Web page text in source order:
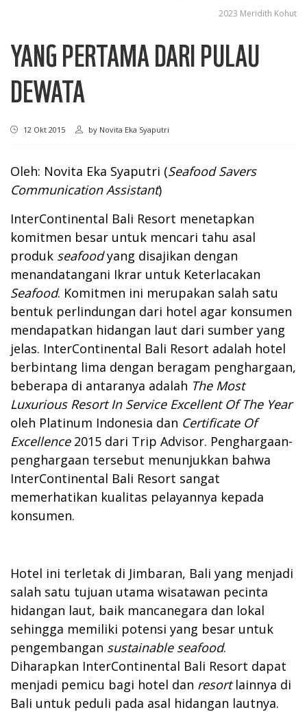
2023 Meridith Kohut
YANG PERTAMA DARI PULAU
DEWATA
12 Okt 2015 by Novita Eka Syaputri
Oleh: Novita Eka Syaputri (Seafood Savers
Communication Assistant)
InterContinental Bali Resort menetapkan
komitmen besar untuk mencari tahu asal
produk seafoodyang disajikan dengan
menandatangani Ikrar untuk Keterlacakan
Seafood. Komitmen ini merupakan salah satu
bentuk perlindungan dari hotel agar konsumen
mendapatkan hidangan laut dari sumber yang
jelas. InterContinental Bali Resort adalah hotel
berbintang lima dengan beragam penghargaan,
beberapa di antaranya adalah The Most
Luxurious Resort In Service Excellent Of The Year
oleh Platinum Indonesia dan Certificate Of
Excellence 2015 dari Trip Advisor. Penghargaan-
penghargaan tersebut menunjukkan bahwa
InterContinental Bali Resort sangat
memerhatikan kualitas pelayannya kepada
konsumen.
Hotel ini terletak di Jimbaran, Bali yang menjadi
salah satu tujuan utama wisatawan pecinta
hidangan laut, baik mancanegara dan lokal
sehingga memiliki potensi yang besar untuk
pengembangan sustainable seafood.
Diharapkan InterContinental Bali Resort dapat
menjadi pemicu bagi hotel dan resortlainnya di
Bali untuk peduli pada asal hidangan lautnya.